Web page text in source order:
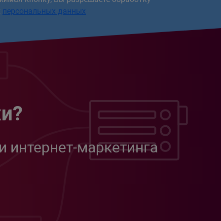
персональных данных
интернет-маркетинга